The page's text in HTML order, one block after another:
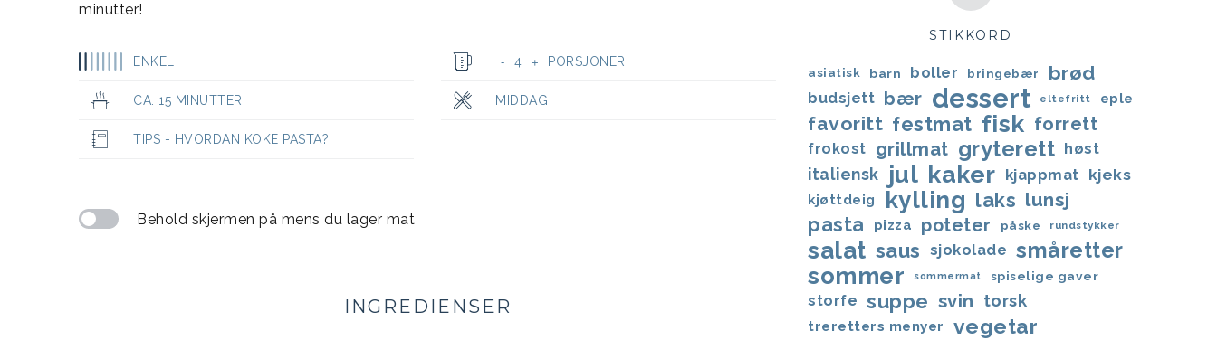
minutter!
ENKEL - 4 + PORSJONER
CA. 15 MINUTTER MIDDAG
TIPS - HVORDAN KOKE PASTA?
Behold skjermen på mens du lager mat
INGREDIENSER
STIKKORD
asiatisk barn boller bringebær brød
budsjett bær dessert eltefritt eple
favoritt festmat fisk forrett
frokost grillmat gryterett høst
italiensk jul kaker kjappmat kjeks
kjøttdeig kylling laks lunsj
pasta
pizza poteter påske rundstykker
salat saus sjokolade småretter
sommer sommermat spiselige gaver
storfe suppe svin torsk
treretters menyer vegetar